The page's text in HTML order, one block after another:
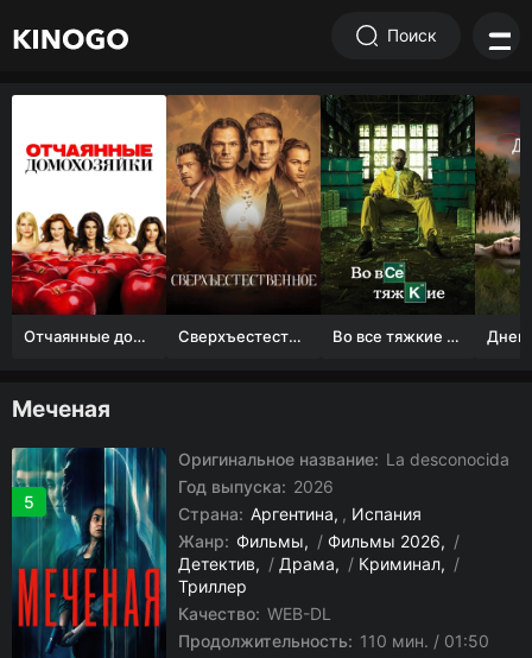
Поиск
Отчаянные домохозяйки (1 сезон) Сверхъестественное Во все тяжкие 1-5 сезон
Меченая
5
Оригинальное название: La desconocida
Год выпуска: 2026
Страна: Аргентина , Испания
Жанр: Фильмы / Фильмы 2026
/
Детектив
/ Драма / Криминал
/
Триллер
Качество: WEB-DL
Продолжительность: 110 мин. / 01:50